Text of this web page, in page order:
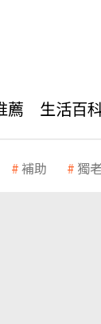
薦 生活百
補助 獨